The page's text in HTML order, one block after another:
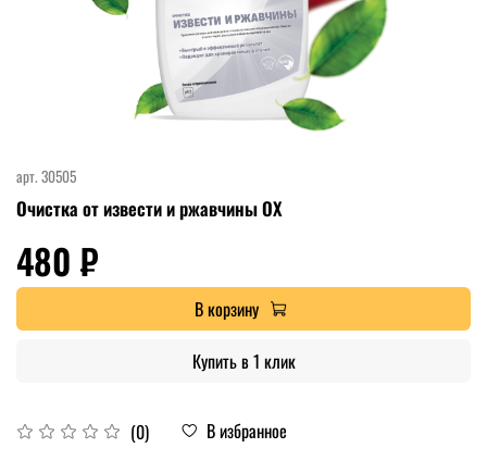
арт. 30505
Очистка от извести и ржавчины OX
(0) В избранное
480 ₽
В корзину
Купить в 1 клик